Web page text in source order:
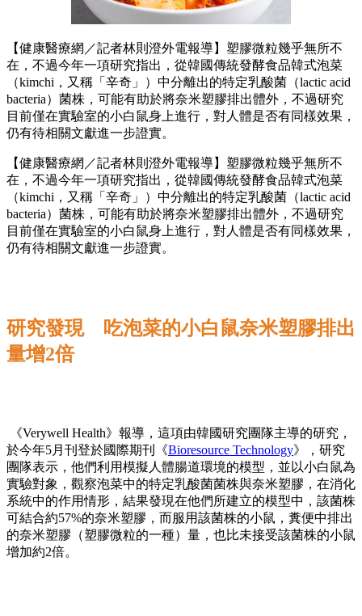
【健康醫療網／記者林則澄外電報導】塑膠微粒幾乎無所不
在，不過今年一項研究指出，從韓國傳統發酵食品韓式泡菜
（kimchi，又稱「辛奇」）中分離出的特定乳酸菌（lactic acid
bacteria）菌株，可能有助於將奈米塑膠排出體外，不過研究
目前僅在實驗室的小白鼠身上進行，對人體是否有同樣效果，
仍有待相關文獻進一步證實。
【健康醫療網／記者林則澄外電報導】塑膠微粒幾乎無所不
在，不過今年一項研究指出，從韓國傳統發酵食品韓式泡菜
（kimchi，又稱「辛奇」）中分離出的特定乳酸菌（lactic acid
bacteria）菌株，可能有助於將奈米塑膠排出體外，不過研究
目前僅在實驗室的小白鼠身上進行，對人體是否有同樣效果，
仍有待相關文獻進一步證實。
研究發現 吃泡菜的小白鼠奈米塑膠排出
量增2倍
《Verywell Health》報導，這項由韓國研究團隊主導的研究，
於今年5月刊登於國際期刊《Bioresource Technology》，研究
團隊表示，他們利用模擬人體腸道環境的模型，並以小白鼠為
實驗對象，觀察泡菜中的特定乳酸菌菌株與奈米塑膠，在消化
系統中的作用情形，結果發現在他們所建立的模型中，該菌株
可結合約57%的奈米塑膠，而服用該菌株的小鼠，糞便中排出
的奈米塑膠（塑膠微粒的一種）量，也比未接受該菌株的小鼠
增加約2倍。